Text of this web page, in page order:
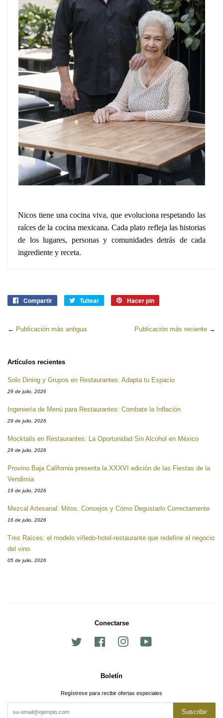
Nicos tiene una cocina viva, que evoluciona respetando las
raíces de la cocina mexicana. Cada plato refleja las historias
de los lugares, personas y comunidades detrás de cada
ingrediente y receta.
Compartir
CompartirTuitear
Tuitear Hacer pin
← Publicación más antigua Publicación más reciente →
Artículos recientes
Solo Dining y Grupos en Restaurantes: Adapta tu Espacio
29 de julio, 2026
Ingeniería de Menú para Restaurantes: Combate la Inflación
29 de julio, 2026
Mocktails en Restaurantes: La Oportunidad Sin Alcohol en México
29 de julio, 2026
Provino Baja California presenta la XXXVI edición de las Fiestas de la
Vendimia
19 de julio, 2026
Mezcal Artesanal: Mitos, Consejos y Cómo Degustarlo Correctamente
16 de julio, 2026
Tres Raíces: el modelo viñedo-hotel-restaurante que redefine el negocio
del vino
05 de julio, 2026
Conectarse
Facebook Instagram
Boletín
Regístrese para recibir ofertas especiales
Suscribir